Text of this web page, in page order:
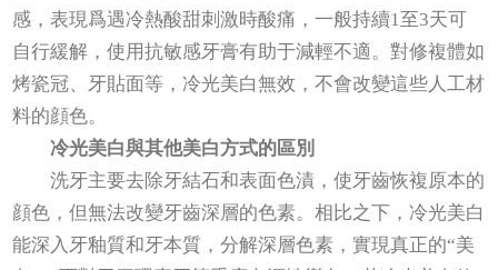
感，表現爲遇冷熱酸甜刺激時酸痛，一般持續1至3天可
自行緩解，使用抗敏感牙膏有助于減輕不適。對修複體如
烤瓷冠、牙貼面等，冷光美白無效，不會改變這些人工材
料的顔色。
冷光美白與其他美白方式的區別
洗牙主要去除牙結石和表面色漬，使牙齒恢複原本的
顔色，但無法改變牙齒深層的色素。相比之下，冷光美白
能深入牙釉質和牙本質，分解深層色素，實現真正的“美